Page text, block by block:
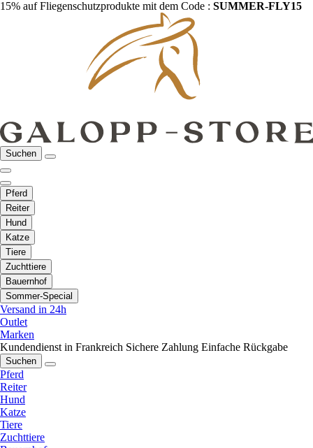
15% auf Fliegenschutzprodukte mit dem Code : SUMMER-FLY15
Suchen
Pferd
Reiter
Hund
Katze
Tiere
Zuchttiere
Bauernhof
Sommer-Special
Versand in 24h
Outlet
Marken
Kundendienst in Frankreich Sichere Zahlung Einfache Rückgabe
Suchen
Pferd
Reiter
Hund
Katze
Tiere
Zuchttiere